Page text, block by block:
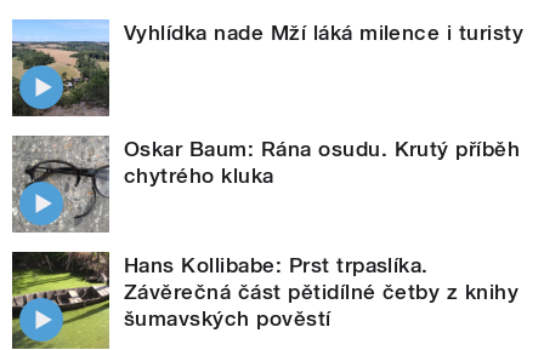
Vyhlídka nade Mží láká milence i turisty
Oskar Baum: Rána osudu. Krutý příběh
chytrého kluka
Hans Kollibabe: Prst trpaslíka.
Závěrečná část pětidílné četby z knihy
šumavských pověstí